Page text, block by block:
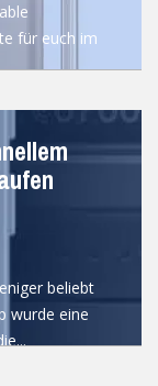
für euch im
beliebt
wurde eine